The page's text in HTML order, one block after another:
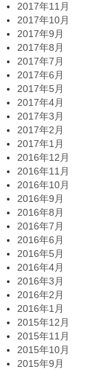
2017年11月
2017年10月
2017年9月
2017年8月
2017年7月
2017年6月
2017年5月
2017年4月
2017年3月
2017年2月
2017年1月
2016年12月
2016年11月
2016年10月
2016年9月
2016年8月
2016年7月
2016年6月
2016年5月
2016年4月
2016年3月
2016年2月
2016年1月
2015年12月
2015年11月
2015年10月
2015年9月